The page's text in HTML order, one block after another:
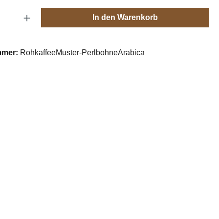
Anzahl: Gib den gewünschten Wert ein
In den Warenkorb
RohkaffeeMuster-PerlbohneArabica